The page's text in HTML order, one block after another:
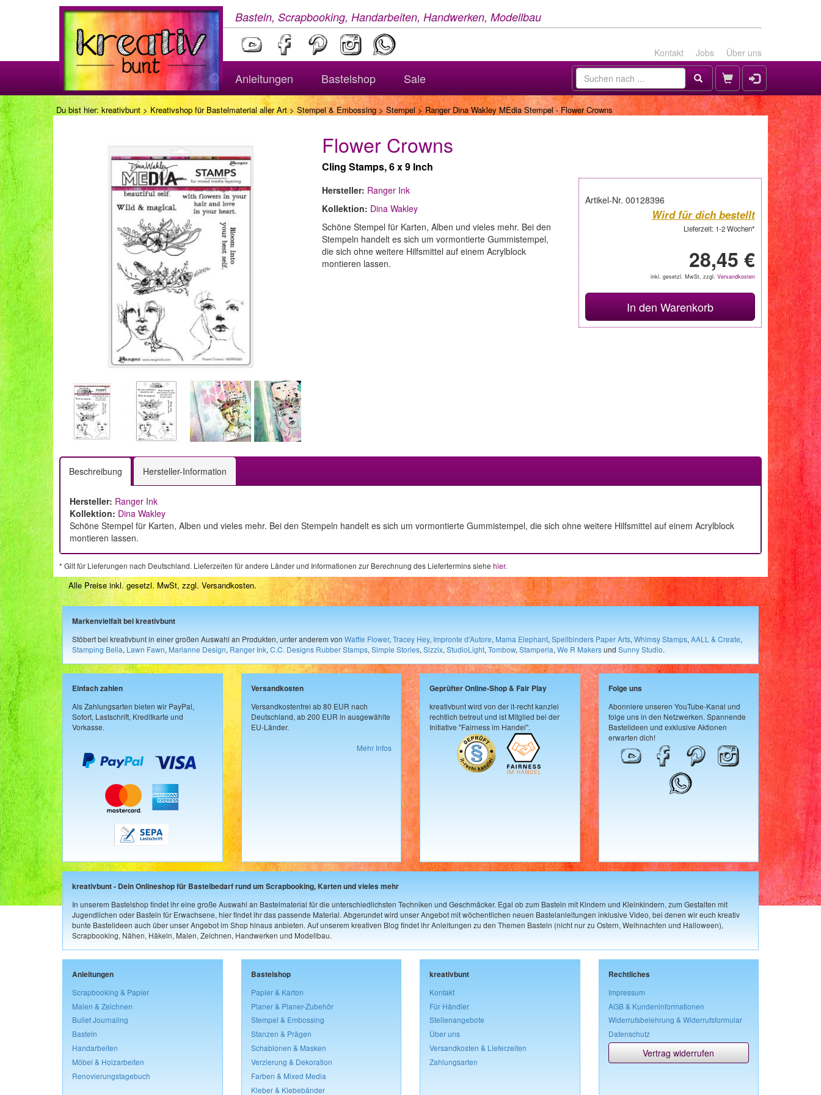
Basteln, Scrapbooking, Handarbeiten, Handwerken, Modellbau
Kontakt Jobs Über uns
Anleitungen Bastelshop Sale
Du bist hier: kreativbunt > Kreativshop für Bastelmaterial aller Art> Stempel & Embossing> Stempel> Ranger Dina Wakley MEdia Stempel - Flower Crowns
Flower Crowns
Cling Stamps, 6 x 9 Inch
Artikel-Nr. 00128396
Wird für dich bestellt
Lieferzeit: 1-2 Wochen*
28,45 €
inkl. gesetzl. MwSt, zzgl. Versandkosten
In den Warenkorb
Hersteller: Ranger Ink
Kollektion: Dina Wakley
Schöne Stempel für Karten, Alben und vieles mehr. Bei den
Stempeln handelt es sich um vormontierte Gummistempel,
die sich ohne weitere Hilfsmittel auf einem Acrylblock
montieren lassen.
Beschreibung Hersteller-Information
Hersteller: Ranger Ink
Kollektion: Dina Wakley
Schöne Stempel für Karten, Alben und vieles mehr. Bei den Stempeln handelt es sich um vormontierte Gummistempel, die sich ohne weitere Hilfsmittel auf einem Acrylblock
montieren lassen.
* Gilt für Lieferungen nach Deutschland. Lieferzeiten für andere Länder und Informationen zur Berechnung des Liefertermins siehe hier.
Alle Preise inkl. gesetzl. MwSt, zzgl. Versandkosten.
Markenvielfalt bei kreativbunt
Stöbert bei kreativbunt in einer großen Auswahl an Produkten, unter anderem von Waffle Flower, Tracey Hey, Impronte d'Autore, Mama Elephant, Spellbinders Paper Arts, Whimsy Stamps, AALL & Create,
Stamping Bella, Lawn Fawn, Marianne Design, Ranger Ink, C.C. Designs Rubber Stamps, Simple Stories, Sizzix, StudioLight, Tombow, Stamperia, We R Makersund Sunny Studio.
Einfach zahlen
Als Zahlungsarten bieten wir PayPal,
Sofort, Lastschrift, Kreditkarte und
Vorkasse.
Versandkosten
Versandkostenfrei ab 80 EUR nach
Deutschland, ab 200 EUR in ausgewählte
EU-Länder.
Mehr Infos
Geprüfter Online-Shop & Fair Play
kreativbunt wird von der it-recht kanzlei
rechtlich betreut und ist Mitglied bei der
Initiative "Fairness im Handel".
Folge uns
Abonniere unseren YouTube-Kanal und
folge uns in den Netzwerken. Spannende
Bastelideen und exklusive Aktionen
erwarten dich!
kreativbunt - Dein Onlineshop für Bastelbedarf rund um Scrapbooking, Karten und vieles mehr
In unserem Bastelshop findet ihr eine große Auswahl an Bastelmaterial für die unterschiedlichsten Techniken und Geschmäcker. Egal ob zum Basteln mit Kindern und Kleinkindern, zum Gestalten mit
Jugendlichen oder Basteln für Erwachsene, hier findet ihr das passende Material. Abgerundet wird unser Angebot mit wöchentlichen neuen Bastelanleitungen inklusive Video, bei denen wir euch kreativ
bunte Bastelideen auch über unser Angebot im Shop hinaus anbieten. Auf unserem kreativen Blog findet ihr Anleitungen zu den Themen Basteln (nicht nur zu Ostern, Weihnachten und Halloween),
Scrapbooking, Nähen, Häkeln, Malen, Zeichnen, Handwerken und Modellbau.
Anleitungen
Scrapbooking & Papier
Malen & Zeichnen
Bullet Journaling
Basteln
Handarbeiten
Möbel & Holzarbeiten
Renovierungstagebuch
Bastelshop
Papier & Karton
Planer & Planer-Zubehör
Stempel & Embossing
Stanzen & Prägen
Schablonen & Masken
Verzierung & Dekoration
Farben & Mixed Media
Kleber & Klebebänder
kreativbunt
Kontakt
Für Händler
Stellenangebote
Über uns
Versandkosten & Lieferzeiten
Zahlungsarten
Rechtliches
Impressum
AGB & Kundeninformationen
Widerrufsbelehrung & Widerrufsformular
Datenschutz
Vertrag widerrufen